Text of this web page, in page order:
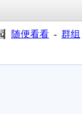
随便看看 - 群组